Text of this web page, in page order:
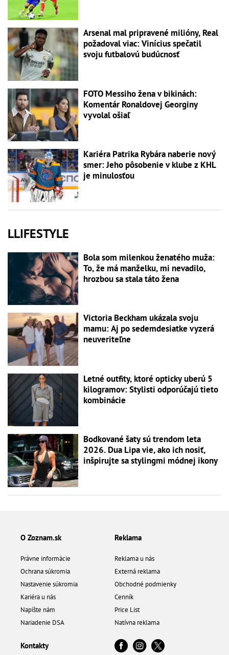
Arsenal mal pripravené milióny, Real
požadoval viac: Vinícius spečatil
svoju futbalovú budúcnosť
FOTO Messiho žena v bikinách:
Komentár Ronaldovej Georginy
vyvolal ošiaľ
Kariéra Patrika Rybára naberie nový
smer: Jeho pôsobenie v klube z KHL
je minulosťou
LLIFESTYLE
Bola som milenkou ženatého muža:
To, že má manželku, mi nevadilo,
hrozbou sa stala táto žena
Victoria Beckham ukázala svoju
mamu: Aj po sedemdesiatke vyzerá
neuveriteľne
Letné outfity, ktoré opticky uberú 5
kilogramov: Stylisti odporúčajú tieto
kombinácie
Bodkované šaty sú trendom leta
2026. Dua Lipa vie, ako ich nosiť,
inšpirujte sa stylingmi módnej ikony
O Zoznam.sk
Právne informácie
Ochrana súkromia
Nastavenie súkromia
Kariéra u nás
Napíšte nám
Nariadenie DSA
Reklama
Reklama u nás
Externá reklama
Obchodné podmienky
Cenník
Price List
Natívna reklama
Kontakty